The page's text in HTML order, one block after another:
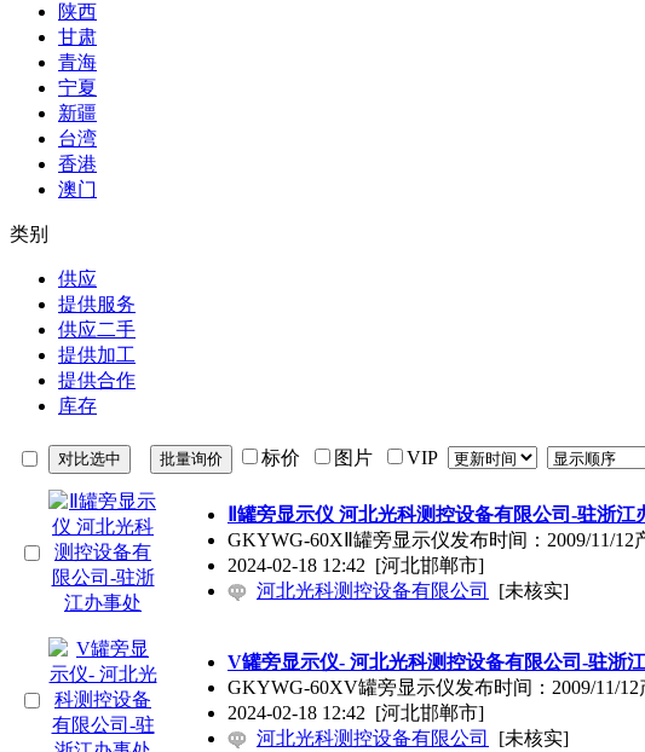
陕西
甘肃
青海
宁夏
新疆
台湾
香港
澳门
类别
供应
提供服务
供应二手
提供加工
提供合作
库存
标价 图片 VIP
Ⅱ罐旁显示仪 河北光科测控设备有限公司-驻浙江
GKYWG-60XⅡ罐旁显示仪发布时间：2009/11/
2024-02-18 12:42 [河北邯郸市]
河北光科测控设备有限公司
[未核实]
V罐旁显示仪- 河北光科测控设备有限公司-驻浙
GKYWG-60XV罐旁显示仪发布时间：2009/11/
2024-02-18 12:42 [河北邯郸市]
河北光科测控设备有限公司
[未核实]